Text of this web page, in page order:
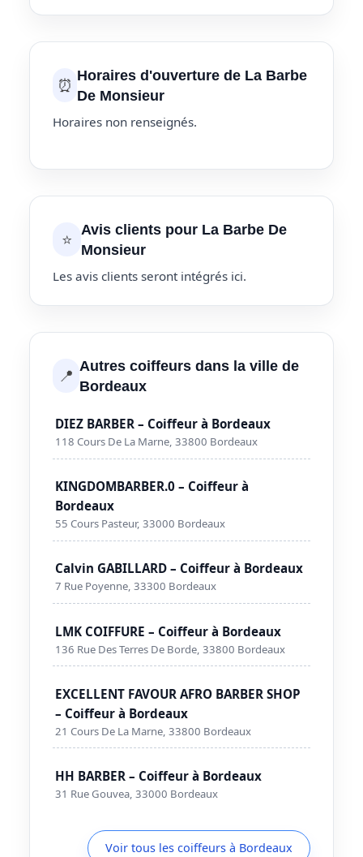
⏰ Horaires d'ouverture de La Barbe
De Monsieur
Horaires non renseignés.
⭐ Avis clients pour La Barbe De
Monsieur
Les avis clients seront intégrés ici.
📍 Autres coiffeurs dans la ville de
Bordeaux
DIEZ BARBER – Coiffeur à Bordeaux
118 Cours De La Marne, 33800 Bordeaux
KINGDOMBARBER.0 – Coiffeur à
Bordeaux
55 Cours Pasteur, 33000 Bordeaux
Calvin GABILLARD – Coiffeur à Bordeaux
7 Rue Poyenne, 33300 Bordeaux
LMK COIFFURE – Coiffeur à Bordeaux
136 Rue Des Terres De Borde, 33800 Bordeaux
EXCELLENT FAVOUR AFRO BARBER SHOP
– Coiffeur à Bordeaux
21 Cours De La Marne, 33800 Bordeaux
HH BARBER – Coiffeur à Bordeaux
31 Rue Gouvea, 33000 Bordeaux
Voir tous les coiffeurs à Bordeaux